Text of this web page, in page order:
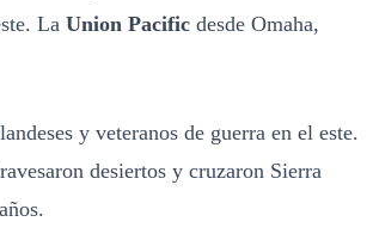
La Union Pacific desde Omaha,
y veteranos de guerra en el este.
desiertos y cruzaron Sierra